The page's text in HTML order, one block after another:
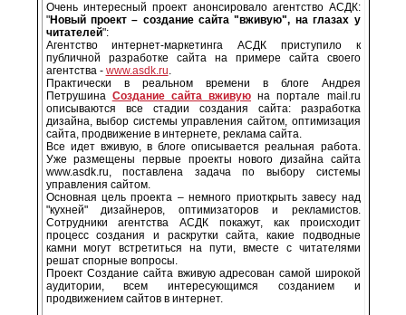
Очень интересный проект анонсировало агентство АСДК:
"Новый проект – создание сайта "вживую", на глазах у
читателей":
Агентство интернет-маркетинга АСДК приступило к
публичной разработке сайта на примере сайта своего
агентства - www.asdk.ru.
Практически в реальном времени в блоге Андрея
Петрушина Создание сайта вживую на портале mail.ru
описываются все стадии создания сайта: разработка
дизайна, выбор системы управления сайтом, оптимизация
сайта, продвижение в интернете, реклама сайта.
Все идет вживую, в блоге описывается реальная работа.
Уже размещены первые проекты нового дизайна сайта
www.asdk.ru, поставлена задача по выбору системы
управления сайтом.
Основная цель проекта – немного приоткрыть завесу над
"кухней" дизайнеров, оптимизаторов и рекламистов.
Сотрудники агентства АСДК покажут, как происходит
процесс создания и раскрутки сайта, какие подводные
камни могут встретиться на пути, вместе с читателями
решат спорные вопросы.
Проект Создание сайта вживую адресован самой широкой
аудитории, всем интересующимся созданием и
продвижением сайтов в интернет.